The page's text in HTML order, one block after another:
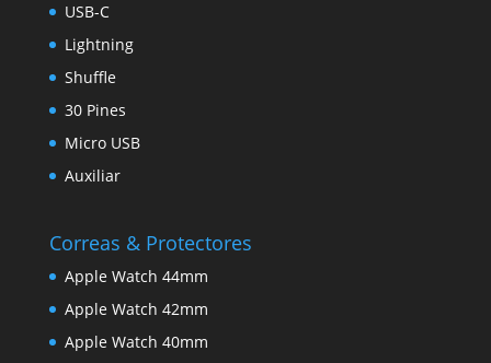
USB-C
Lightning
Shuffle
30 Pines
Micro USB
Auxiliar
Correas & Protectores
Apple Watch 44mm
Apple Watch 42mm
Apple Watch 40mm